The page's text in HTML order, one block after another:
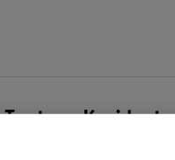
Tout sur Kruidvat